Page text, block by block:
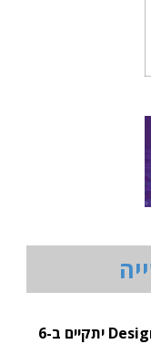
וובינר סינופסיס ל-Design Optimization יתקיים ב-6